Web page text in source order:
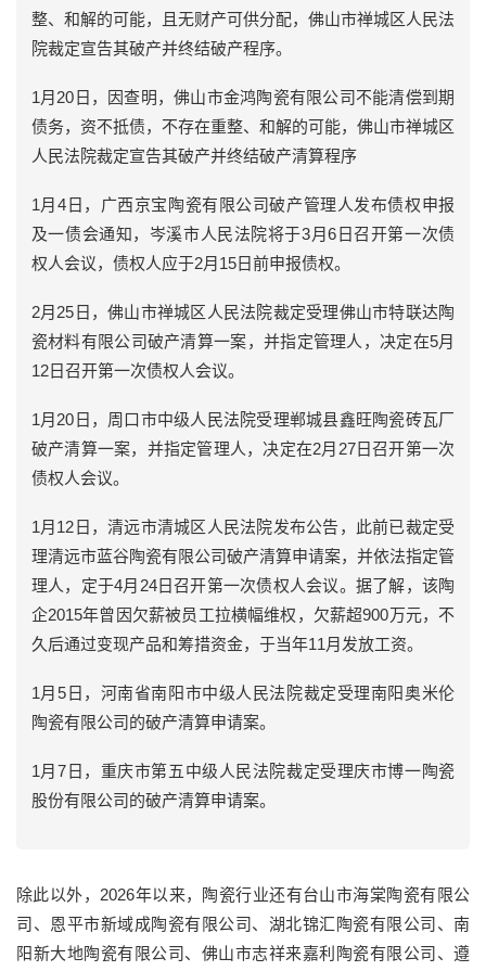
整、和解的可能，且无财产可供分配，佛山市禅城区人民法
院裁定宣告其破产并终结破产程序。
1月20日，因查明，佛山市金鸿陶瓷有限公司不能清偿到期
债务，资不抵债，不存在重整、和解的可能，佛山市禅城区
人民法院裁定宣告其破产并终结破产清算程序
1月4日，广西京宝陶瓷有限公司破产管理人发布债权申报
及一债会通知，岑溪市人民法院将于3月6日召开第一次债
权人会议，债权人应于2月15日前申报债权。
2月25日，佛山市禅城区人民法院裁定受理佛山市特联达陶
瓷材料有限公司破产清算一案，并指定管理人，决定在5月
12日召开第一次债权人会议。
1月20日，周口市中级人民法院受理郸城县鑫旺陶瓷砖瓦厂
破产清算一案，并指定管理人，决定在2月27日召开第一次
债权人会议。
1月12日，清远市清城区人民法院发布公告，此前已裁定受
理清远市蓝谷陶瓷有限公司破产清算申请案，并依法指定管
理人，定于4月24日召开第一次债权人会议。据了解，该陶
企2015年曾因欠薪被员工拉横幅维权，欠薪超900万元，不
久后通过变现产品和筹措资金，于当年11月发放工资。
1月5日，河南省南阳市中级人民法院裁定受理南阳奥米伦
陶瓷有限公司的破产清算申请案。
1月7日，重庆市第五中级人民法院裁定受理庆市博一陶瓷
股份有限公司的破产清算申请案。
除此以外，2026年以来，陶瓷行业还有台山市海棠陶瓷有限公
司、恩平市新域成陶瓷有限公司、湖北锦汇陶瓷有限公司、南
阳新大地陶瓷有限公司、佛山市志祥来嘉利陶瓷有限公司、遵